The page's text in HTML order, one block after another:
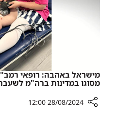
מאמו
של
החייל
שנפל
לפני
תשעה
חודשים
מישראל באהבה: רופאי
מסוגו במדינות ברה"מ
28/08/2024 12:00